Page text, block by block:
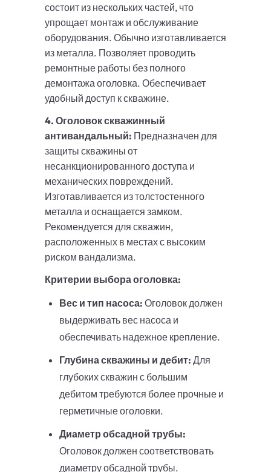
состоит из нескольких частей, что
упрощает монтаж и обслуживание
оборудования. Обычно изготавливается
из металла. Позволяет проводить
ремонтные работы без полного
демонтажа оголовка. Обеспечивает
удобный доступ к скважине.
4. Оголовок скважинный
антивандальный: Предназначен для
защиты скважины от
несанкционированного доступа и
механических повреждений.
Изготавливается из толстостенного
металла и оснащается замком.
Рекомендуется для скважин,
расположенных в местах с высоким
риском вандализма.
Критерии выбора оголовка:
Вес и тип насоса: Оголовок должен
выдерживать вес насоса и
обеспечивать надежное крепление.
Глубина скважины и дебит: Для
глубоких скважин с большим
дебитом требуются более прочные и
герметичные оголовки.
Диаметр обсадной трубы:
Оголовок должен соответствовать
диаметру обсадной трубы.